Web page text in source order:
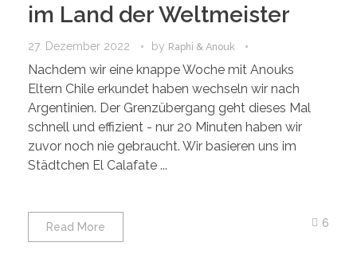
im Land der Weltmeister
27. Dezember 2022 by Raphi & Anouk
Nachdem wir eine knappe Woche mit Anouks
Eltern Chile erkundet haben wechseln wir nach
Argentinien. Der Grenzübergang geht dieses Mal
schnell und effizient - nur 20 Minuten haben wir
zuvor noch nie gebraucht. Wir basieren uns im
Städtchen El Calafate ...
Read More 6